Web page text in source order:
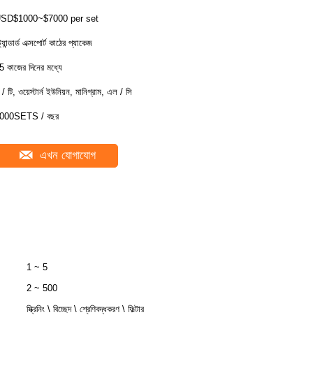
per set
এক্সপোর্ট কাঠের প্যাকেজ
কাজের দিনের মধ্যে
/ টি, ওয়েস্টার্ন ইউনিয়ন, মানিগ্রাম, এল / সি
/ বছর
এখন যোগাযোগ
1 ~ 5
2 ~ 500
স্ক্রিনিং \ বিচ্ছেদ \ শ্রেণিবদ্ধকরণ \ ফিল্টার